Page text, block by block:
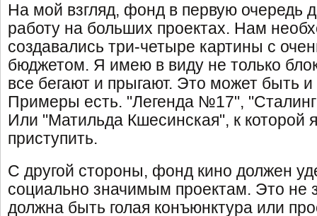
На мой взгляд, фонд в первую очередь
работу на больших проектах. Нам
создавались три-четыре картины с
бюджетом. Я имею в виду не только
все бегают и прыгают. Это может быть и
Примеры есть. "Легенда №17",
Или "Матильда Кшесинская", к которой
приступить.
С другой стороны, фонд кино должен
социально значимым проектам. Это не
должна быть голая конъюнктура или